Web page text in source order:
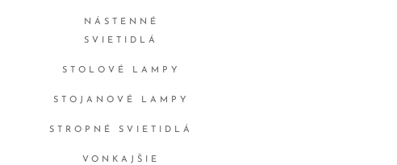
NÁSTENNÉ
SVIETIDLÁ
STOLOVÉ LAMPY
STOJANOVÉ LAMPY
STROPNÉ SVIETIDLÁ
VONKAJŠIE